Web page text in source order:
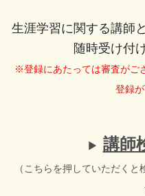
生涯学習に関する講師
随時受け付
※登録にあたっては審査がご
登録が
講師
（こちらを押していただく